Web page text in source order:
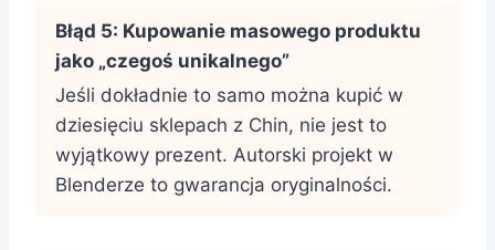
Błąd 5: Kupowanie masowego produktu
jako „czegoś unikalnego”
Jeśli dokładnie to samo można kupić w
dziesięciu sklepach z Chin, nie jest to
wyjątkowy prezent. Autorski projekt w
Blenderze to gwarancja oryginalności.